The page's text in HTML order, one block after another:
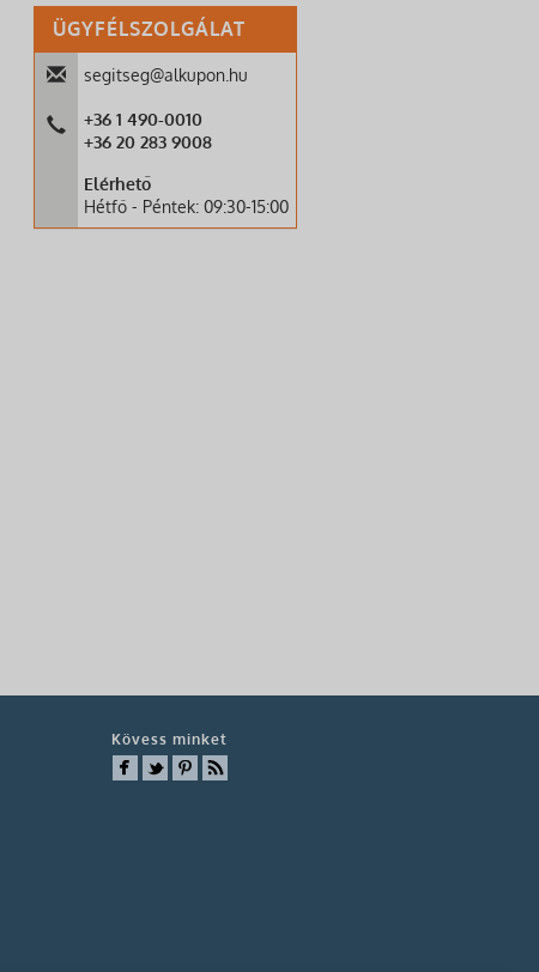
ÜGYFÉLSZOLGÁLAT
segitseg@alkupon.hu
+36 1 490-0010
+36 20 283 9008
Elérhető
Hétfő - Péntek: 09:30-15:00
Kövess minket